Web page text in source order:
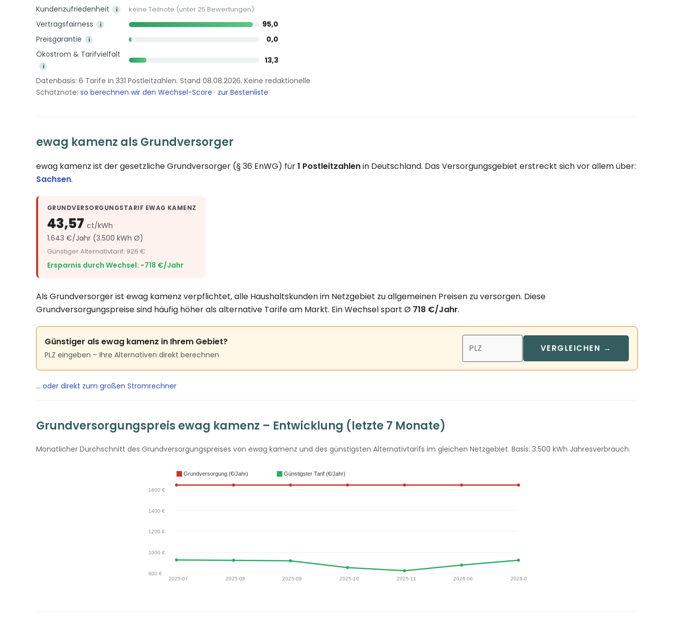
Kundenzufriedenheit
i keine Teilnote (unter 25 Bewertungen)
Vertragsfairness i
95,0
Preisgarantie
i
0,0
Ökostrom & Tarifvielfalt
i
13,3
Datenbasis: 6 Tarife in 331 Postleitzahlen. Stand 08.08.2026. Keine redaktionelle
Schätznote: so berechnen wir den Wechsel-Score · zur Bestenliste.
ewag kamenz als Grundversorger
ewag kamenz ist der gesetzliche Grundversorger (§ 36 EnWG) für1 Postleitzahlenin Deutschland. Das Versorgungsgebiet erstreckt sich vor allem über:
Sachsen.
GRUNDVERSORGUNGSTARIF EWAG KAMENZ
43,57 ct/kWh
1.643 €/Jahr (3.500 kWh Ø)
Günstiger Alternativtarif: 926 €
Ersparnis durch Wechsel: −718 €/Jahr
Als Grundversorger ist ewag kamenz verpflichtet, alle Haushaltskunden im Netzgebiet zu allgemeinen Preisen zu versorgen. Diese
Grundversorgungspreise sind häufig höher als alternative Tarife am Markt. Ein Wechsel spart Ø 718 €/Jahr.
Günstiger als ewag kamenz in Ihrem Gebiet?
PLZ eingeben – Ihre Alternativen direkt berechnen
VERGLEICHEN →
… oder direkt zum großen Stromrechner
Grundversorgungspreis ewag kamenz – Entwicklung (letzte 7 Monate)
Monatlicher Durchschnitt des Grundversorgungspreises von ewag kamenz und des günstigsten Alternativtarifs im gleichen Netzgebiet. Basis: 3.500 kWh Jahresverbrauch.